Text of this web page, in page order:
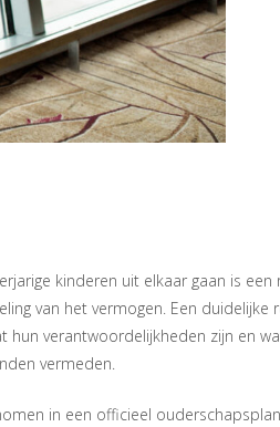
kinderen uit elkaar gaan is
van het vermogen. Een
hun verantwoordelijkheden zijn en
vermeden.
in een officieel